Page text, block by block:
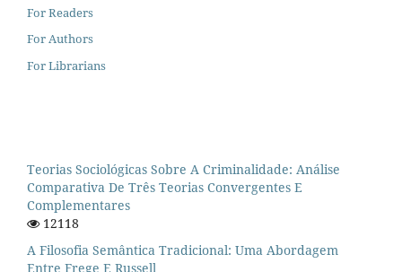
For Readers
For Authors
For Librarians
Teorias Sociológicas Sobre A Criminalidade: Análise
Comparativa De Três Teorias Convergentes E
Complementares
12118
A Filosofia Semântica Tradicional: Uma Abordagem
Entre Frege E Russell